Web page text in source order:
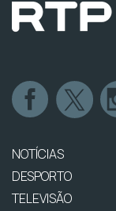
NOTÍCIAS
DESPORTO
TELEVISÃO